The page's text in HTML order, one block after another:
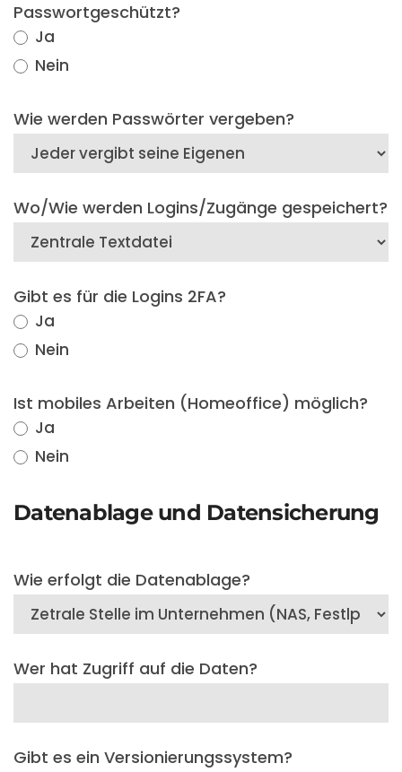
Passwortgeschützt?
Ja
Nein
Wie werden Passwörter vergeben?
Wo/Wie werden Logins/Zugänge gespeichert?
Gibt es für die Logins 2FA?
Ja
Nein
Ist mobiles Arbeiten (Homeoffice) möglich?
Ja
Nein
Datenablage und Datensicherung
Wie erfolgt die Datenablage?
Wer hat Zugriff auf die Daten?
Gibt es ein Versionierungssystem?